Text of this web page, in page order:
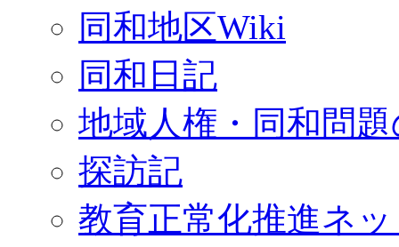
同和地区Wiki
同和日記
地域人権・同和問
探訪記
教育正常化推進ネ